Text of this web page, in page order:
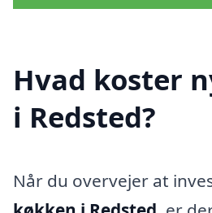
Hvad koster
i Redsted?
Når du overvejer at